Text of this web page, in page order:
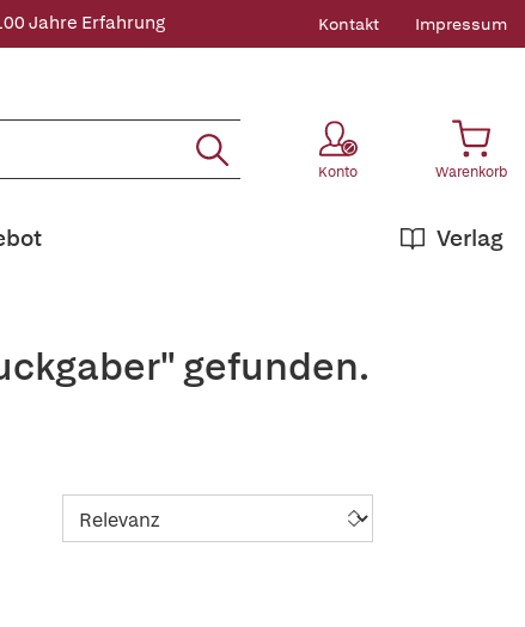
Jahre Erfahrung Kontakt Impressum
Konto Warenkorb
Verlag
gefunden.